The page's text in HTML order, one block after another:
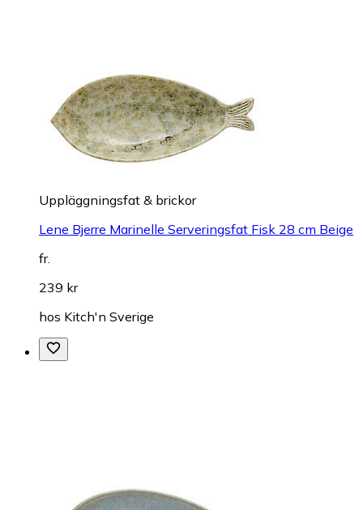
Uppläggningsfat & brickor
Lene Bjerre Marinelle Serveringsfat Fisk 28 cm Beige
fr.
239 kr
hos Kitch'n Sverige